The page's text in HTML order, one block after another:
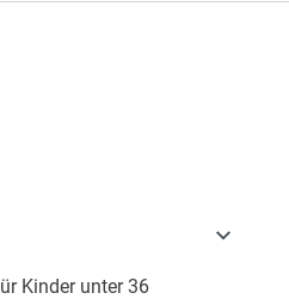
Kinder unter 36